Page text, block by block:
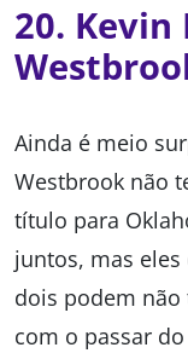
20. Kevin
Ainda é meio
Westbrook não
título para
juntos, mas eles
dois podem
com o passar